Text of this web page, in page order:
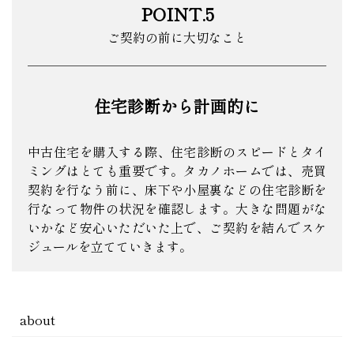
POINT.5
ご契約の前に大切なこと
住宅診断から計画的に
中古住宅を購入する際、住宅診断のスピードとタイ
ミングはとても重要です。タカノホームでは、売買
契約を行なう前に、床下や小屋裏などの住宅診断を
行なって物件の状況を確認します。大きな問題がな
いかなど安心いただいた上で、ご契約を結んでスケ
ジュールを立てていきます。
about